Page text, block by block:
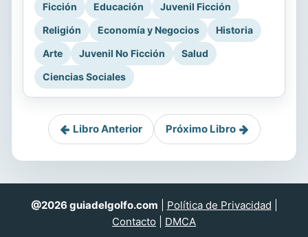
Ficción Educación
Juvenil Ficción
Religión
Economía y Negocios
Historia
Arte
Juvenil No Ficción
Salud
Ciencias Sociales
Libro Anterior Próximo Libro
@2026 guiadelgolfo.com Política de Privacidad
Contacto
DMCA